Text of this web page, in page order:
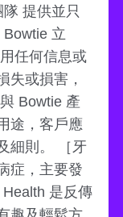
提供並只
立
任何信息或
失或損害，
Bowtie 產
途，客戶應
細則。 ［牙
症，主要發
是反傳